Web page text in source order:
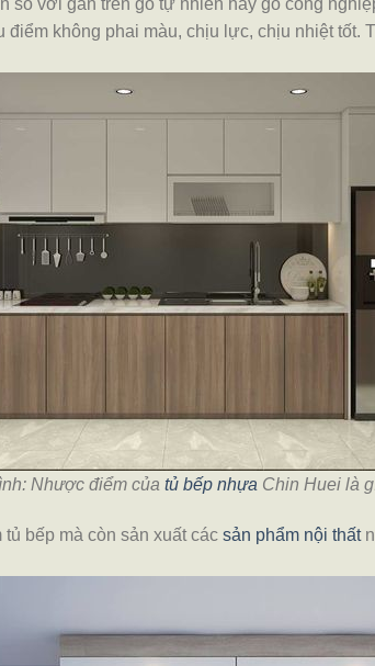
so với gắn trên gỗ tự nhiên hay gỗ công
điểm không phai màu, chịu lực, chịu nhiệt tốt.
Nhược điểm của tủ bếp nhựa Chin Huei là
tủ bếp mà còn sản xuất các sản phẩm nội thất